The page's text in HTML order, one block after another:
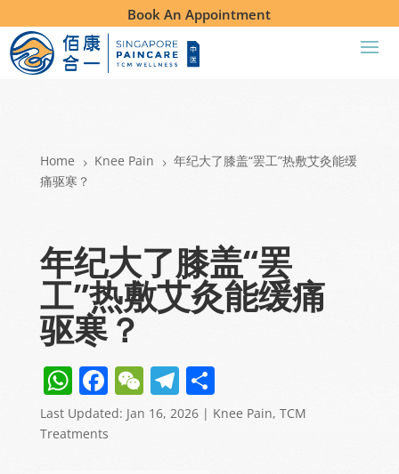
Book An Appointment
Home 5 Knee Pain 5 年纪大了膝盖“罢工”热敷艾灸能缓
痛驱寒？
年纪大了膝盖“罢
工”热敷艾灸能缓痛
驱寒？
W
h
at
F
a
c
W
e
T
el
S
h
Last Updated: Jan 16, 2026| Knee Pain, TCM
Treatments